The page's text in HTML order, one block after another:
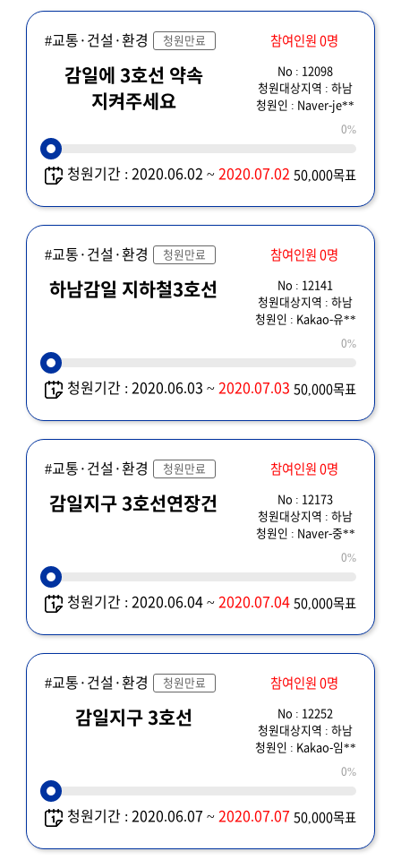
#교통·건설·환경 청원만료 참여인원 0명
감일에 3호선 약속
지켜주세요
No : 12098
청원대상지역 : 하남
청원인 : Naver-je**
0%
청원기간 : 2020.06.02 ~2020.07.02 50,000목표
#교통·건설·환경 청원만료 참여인원 0명
하남감일 지하철3호선
No : 12141
청원대상지역 : 하남
청원인 : Kakao-유**
0%
청원기간 : 2020.06.03 ~2020.07.03 50,000목표
#교통·건설·환경 청원만료 참여인원 0명
감일지구 3호선연장건
No : 12173
청원대상지역 : 하남
청원인 : Naver-중**
0%
청원기간 : 2020.06.04 ~2020.07.04 50,000목표
#교통·건설·환경 청원만료 참여인원 0명
감일지구 3호선
No : 12252
청원대상지역 : 하남
청원인 : Kakao-임**
0%
청원기간 : 2020.06.07 ~2020.07.07 50,000목표